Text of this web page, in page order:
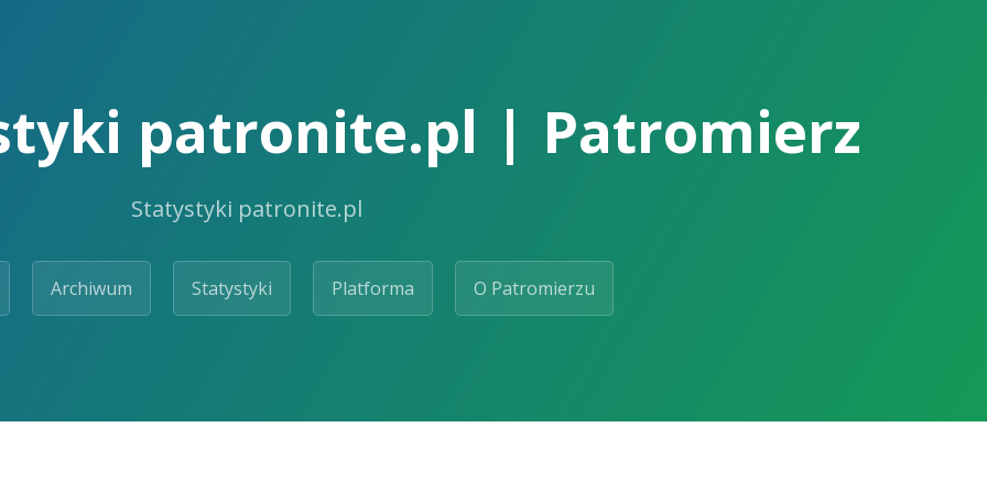
patronite.pl | Patromierz
Statystyki patronite.pl
Archiwum Statystyki Platforma O Patromierzu